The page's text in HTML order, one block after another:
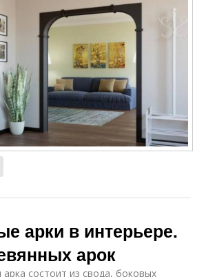
арки в интерьере.
арок
состоит из свода, боковых